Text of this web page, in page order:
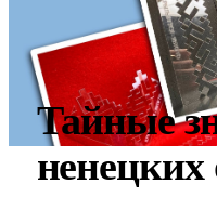
Тайные
ненецких